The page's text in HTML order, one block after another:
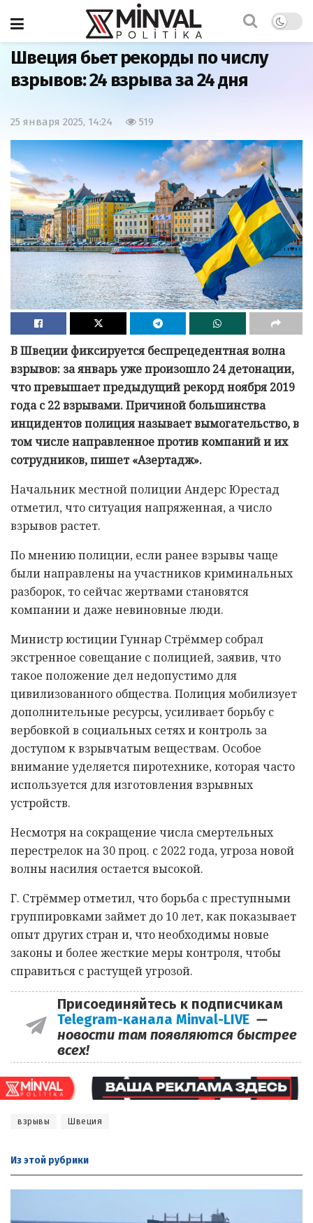
Главная
Швеция бьет рекорды по числу
взрывов: 24 взрыва за 24 дня
25 января 2025, 14:24 519
В Швеции фиксируется беспрецедентная волна
взрывов: за январь уже произошло 24 детонации,
что превышает предыдущий рекорд ноября 2019
года с 22 взрывами. Причиной большинства
инцидентов полиция называет вымогательство, в
том числе направленное против компаний и их
сотрудников, пишет «Азертадж».
Начальник местной полиции Андерс Юрестад
отметил, что ситуация напряженная, а число
взрывов растет.
По мнению полиции, если ранее взрывы чаще
были направлены на участников криминальных
разборок, то сейчас жертвами становятся
компании и даже невиновные люди.
Министр юстиции Гуннар Стрёммер собрал
экстренное совещание с полицией, заявив, что
такое положение дел недопустимо для
цивилизованного общества. Полиция мобилизует
дополнительные ресурсы, усиливает борьбу с
вербовкой в социальных сетях и контроль за
доступом к взрывчатым веществам. Особое
внимание уделяется пиротехнике, которая часто
используется для изготовления взрывных
устройств.
Несмотря на сокращение числа смертельных
перестрелок на 30 проц. с 2022 года, угроза новой
волны насилия остается высокой.
Г. Стрёммер отметил, что борьба с преступными
группировками займет до 10 лет, как показывает
опыт других стран и, что необходимы новые
законы и более жесткие меры контроля, чтобы
справиться с растущей угрозой.
Присоединяйтесь к подписчикам
Telegram-канала Minval-LIVE —
новости там появляются быстрее
всех!
взрывы Швеция
Из этой рубрики